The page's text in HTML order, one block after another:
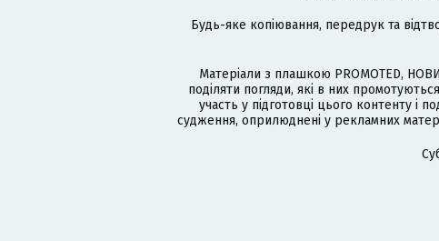
Будь-яке копіювання, передрук та
Матеріали з плашкою PROMOTED,
поділяти погляди, які в них
участь у підготовці цього контенту і
судження, оприлюднені у рекламних